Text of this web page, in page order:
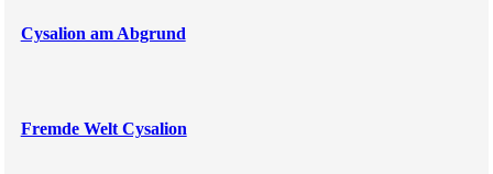
Cysalion am Abgrund
Fremde Welt Cysalion